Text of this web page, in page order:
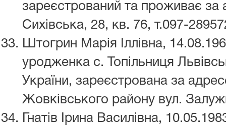
зареєстрований та проживає за
Сихівська, 28, кв. 76, т.097-
Штогрин Марія Іллівна,
уродженка с. Топільниця
України, зареєстрована за
Жовківського району вул.
Гнатів Ірина Василівна,